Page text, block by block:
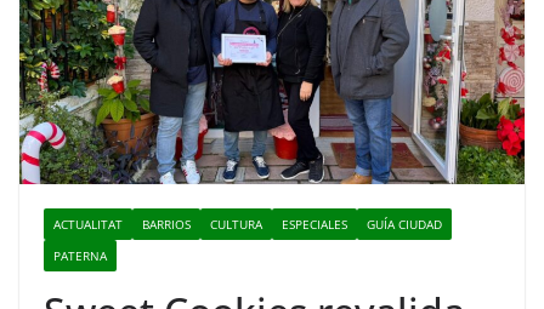
ACTUALITAT BARRIOS CULTURA ESPECIALES
GUÍA CIUDAD
PATERNA